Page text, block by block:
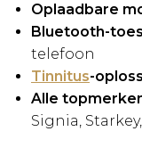
Oplaadbare
Bluetooth-
telefoon
Tinnitus-
Alle
Signia,